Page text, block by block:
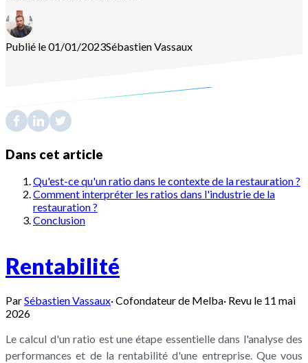
Publié le 01/01/2023SébastienVassaux
Dans cet article
Qu'est-ce qu'un ratio dans le contexte de la restauration ?
Comment interpréter les ratios dans l'industrie de la
restauration ?
Conclusion
Rentabilité
ParSébastien Vassaux·Cofondateur de Melba· Revu le 11 mai
2026
Le calcul d'un ratio est une étape essentielle dans l'analyse des
performances et de la rentabilité d'une entreprise. Que vous